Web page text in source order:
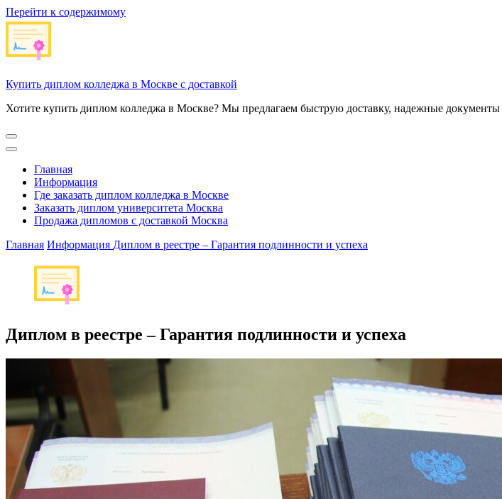
Перейти к содержимому
Купить диплом колледжа в Москве с доставкой
Хотите купить диплом колледжа в Москве? Мы предлагаем быструю доставку, надежные документы
Главная
Информация
Где заказать диплом колледжа в Москве
Заказать диплом университета Москва
Продажа дипломов с доставкой Москва
Главная Информация Диплом в реестре – Гарантия подлинности и успеха
Диплом в реестре – Гарантия подлинности и успеха